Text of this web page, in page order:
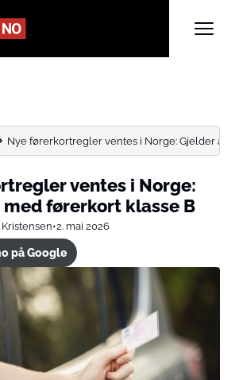
Nye førerkortregler ventes i Norge: Gjelder alle
ventes i Norge:
førerkort klasse B
•2. mai 2026
på Google